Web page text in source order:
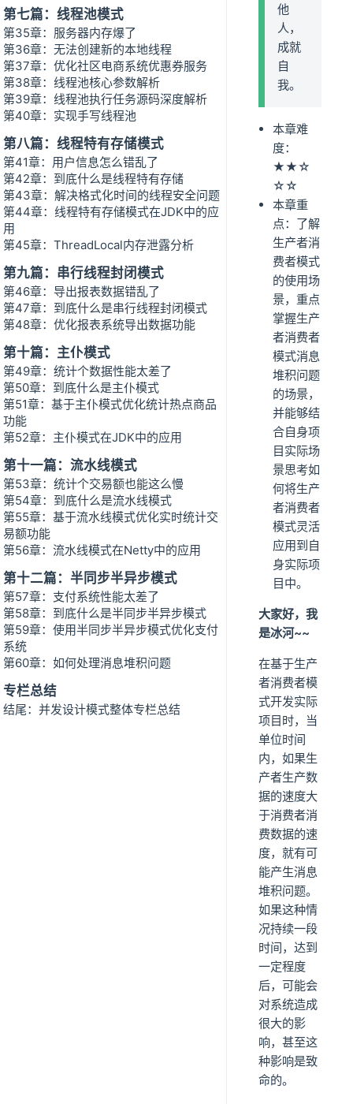
第七篇：线程池模式
第35章：服务器内存爆了
第36章：无法创建新的本地线程
第37章：优化社区电商系统优惠券服务
第38章：线程池核心参数解析
第39章：线程池执行任务源码深度解析
第40章：实现手写线程池
第八篇：线程特有存储模式
第41章：用户信息怎么错乱了
第42章：到底什么是线程特有存储
第43章：解决格式化时间的线程安全问题
第44章：线程特有存储模式在JDK中的应
用
第45章：ThreadLocal内存泄露分析
第九篇：串行线程封闭模式
第46章：导出报表数据错乱了
第47章：到底什么是串行线程封闭模式
第48章：优化报表系统导出数据功能
第十篇：主仆模式
第49章：统计个数据性能太差了
第50章：到底什么是主仆模式
第51章：基于主仆模式优化统计热点商品
功能
第52章：主仆模式在JDK中的应用
第十一篇：流水线模式
第53章：统计个交易额也能这么慢
第54章：到底什么是流水线模式
第55章：基于流水线模式优化实时统计交
易额功能
第56章：流水线模式在Netty中的应用
第十二篇：半同步半异步模式
第57章：支付系统性能太差了
第58章：到底什么是半同步半异步模式
第59章：使用半同步半异步模式优化支付
系统
第60章：如何处理消息堆积问题
专栏总结
结尾：并发设计模式整体专栏总结
他
人，
成就
自
我。
本章难
度：
★★☆
☆☆
本章重
点：了解
生产者消
费者模式
的使用场
景，重点
掌握生产
者消费者
模式消息
堆积问题
的场景，
并能够结
合自身项
目实际场
景思考如
何将生产
者消费者
模式灵活
应用到自
身实际项
目中。
大家好，我
是冰河~~
在基于生产
者消费者模
式开发实际
项目时，当
单位时间
内，如果生
产者生产数
据的速度大
于消费者消
费数据的速
度，就有可
能产生消息
堆积问题。
如果这种情
况持续一段
时间，达到
一定程度
后，可能会
对系统造成
很大的影
响，甚至这
种影响是致
命的。